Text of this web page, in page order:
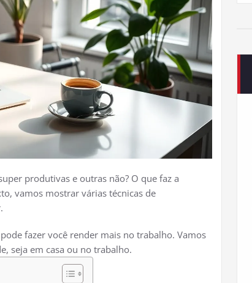
produtivas e outras não? O que faz a
vamos mostrar várias técnicas de
fazer você render mais no trabalho. Vamos
seja em casa ou no trabalho.